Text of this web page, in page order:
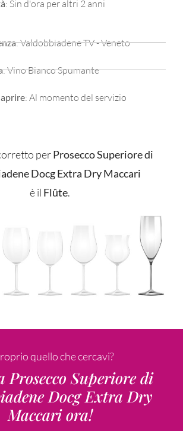
: Sin d'ora per altri 2 anni
: Valdobbiadene TV - Veneto
: Vino Bianco Spumante
: Al momento del servizio
perProsecco Superiore di
Docg Extra Dry Maccari
è il Flûte.
quello che cercavi?
Prosecco Superiore di
Docg Extra Dry
Maccari ora!